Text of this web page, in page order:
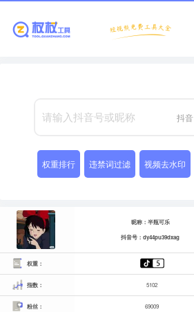
抖音
权重排行 违禁词过滤 视频去水印
昵称：半瓶可乐
抖音号：dy44pu39dxag
权重：
指数： 5102
粉丝： 69009